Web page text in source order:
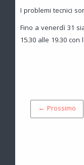
I problemi tecnici
Fino a venerdì 31
15.30 alle 19.30
← Prossimo